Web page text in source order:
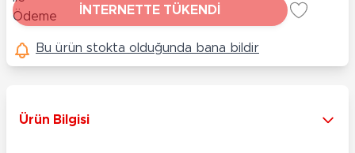
İNTERNETTE TÜKENDİ
Bu ürün stokta olduğunda bana bildir
Ürün Bilgisi